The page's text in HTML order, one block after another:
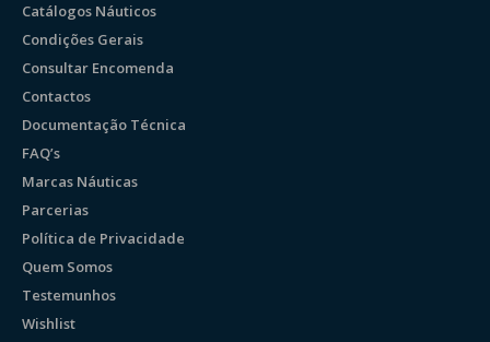
Catálogos Náuticos
Condições Gerais
Consultar Encomenda
Contactos
Documentação Técnica
FAQ’s
Marcas Náuticas
Parcerias
Política de Privacidade
Quem Somos
Testemunhos
Wishlist